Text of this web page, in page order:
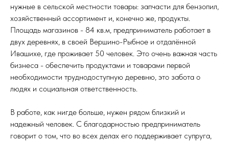
нужные в сельской местности товары: запчасти для бензопил,
хозяйственный ассортимент и, конечно же, продукты.
Площадь магазинов - 84 кв.м, предприниматель работает в
двух деревнях, в своей Вершино-Рыбное и отдалённой
Ивашихе, где проживает 50 человек. Это очень важная часть
бизнеса - обеспечить продуктами и товарами первой
необходимости труднодоступную деревню, это забота о
людях и социальная ответственность.
В работе, как нигде больше, нужен рядом близкий и
надежный человек. С благодарностью предприниматель
говорит о том, что во всех делах его поддерживает супруга,